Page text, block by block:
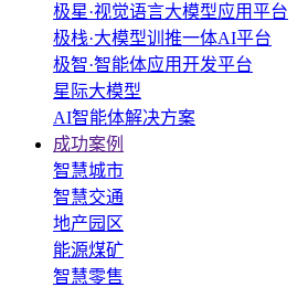
极星·视觉语言大模型应用平台
极栈·大模型训推一体AI平台
极智·智能体应用开发平台
星际大模型
AI智能体解决方案
成功案例
智慧城市
智慧交通
地产园区
能源煤矿
智慧零售